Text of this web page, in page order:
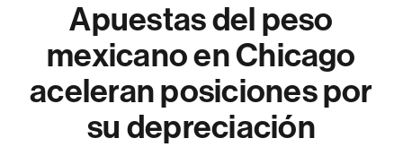
Apuestas del peso
mexicano en Chicago
aceleran posiciones por
su depreciación